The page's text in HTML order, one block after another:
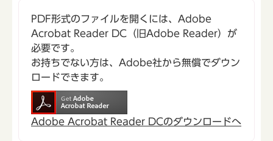
PDF形式のファイルを開くには、Adobe
Acrobat Reader DC（旧Adobe Reader）が
必要です。
お持ちでない方は、Adobe社から無償でダウン
ロードできます。
Adobe Acrobat Reader DCのダウンロードへ